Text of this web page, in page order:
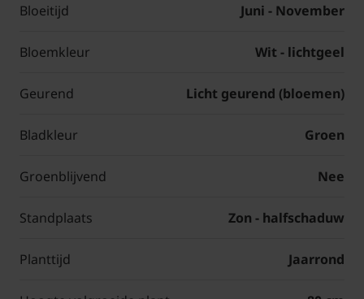
Bloeitijd Juni - November
Bloemkleur Wit - lichtgeel
Geurend Licht geurend (bloemen)
Bladkleur Groen
Groenblijvend Nee
Standplaats Zon - halfschaduw
Planttijd Jaarrond